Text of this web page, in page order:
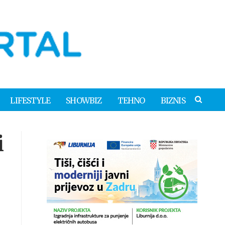
LIFESTYLE SHOWBIZ TEHNO BIZNIS